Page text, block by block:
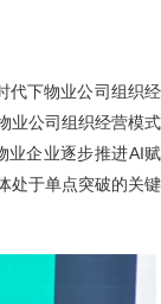
代下物业公司组织经
业公司组织经营模式
业企业逐步推进AI赋
处于单点突破的关键